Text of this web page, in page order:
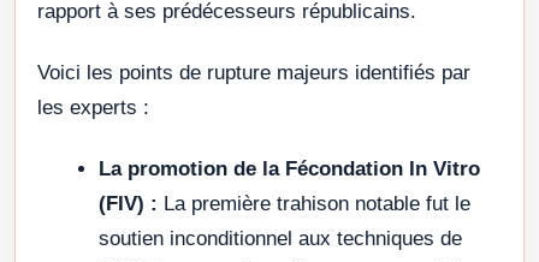
rapport à ses prédécesseurs républicains.
Voici les points de rupture majeurs identifiés par
les experts :
La promotion de la Fécondation In Vitro
(FIV) : La première trahison notable fut le
soutien inconditionnel aux techniques de